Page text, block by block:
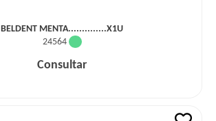
BELDENT MENTA..............X1U
24564
Consultar